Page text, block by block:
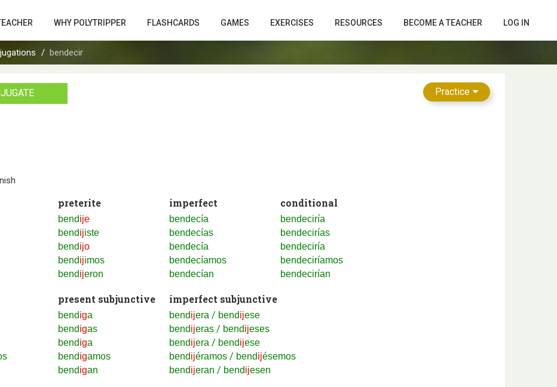
WHY POLYTRIPPER FLASHCARDS GAMES EXERCISES RESOURCES BECOME A TEACHER LOG IN
bendecir
Practice
preterite imperfect conditional
bendije bendecía bendeciría
bendijiste bendecías bendecirías
bendijo bendecía bendeciría
bendijimos bendecíamos bendeciríamos
bendijeron bendecían bendecirían
present subjunctive imperfect subjunctive
bendiga bendijera / bendijese
bendigas bendijeras/ bendijeses
bendiga bendijera / bendijese
bendigamos bendijéramos/ bendijésemos
bendigan bendijeran / bendijesen